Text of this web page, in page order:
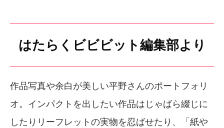
はたらくビビビット編集部より
作品写真や余白が美しい平野さんのポートフォリ
オ。インパクトを出したい作品はじゃばら綴じに
したりリーフレットの実物を忍ばせたり、「紙や